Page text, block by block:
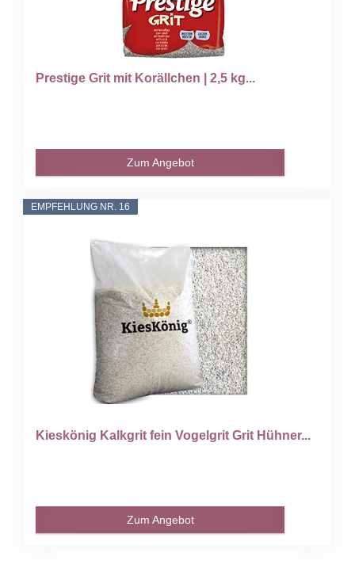
Prestige Grit mit Korällchen | 2,5 kg...
Zum Angebot
EMPFEHLUNG NR. 16
Kieskönig Kalkgrit fein Vogelgrit Grit Hühner...
Zum Angebot